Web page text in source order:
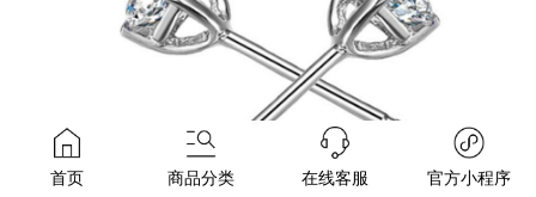
首页 商品分类 在线客服 官方小程序
￥1463 ￥5126